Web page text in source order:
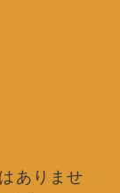
ありませ